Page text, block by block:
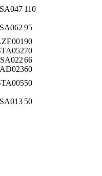
110
95
90
70
66
60
50
50